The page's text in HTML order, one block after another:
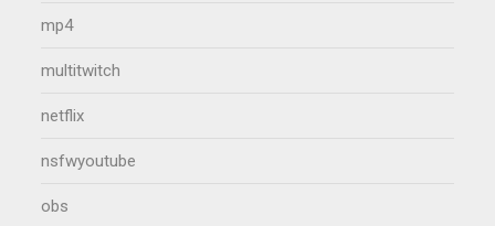
mp4
multitwitch
netflix
nsfwyoutube
obs